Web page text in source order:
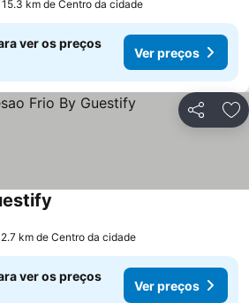
15.3 km de Centro da cidade
ver os preços
Ver preços
Partilhar
km de Centro da cidade
ver os preços
Ver preços